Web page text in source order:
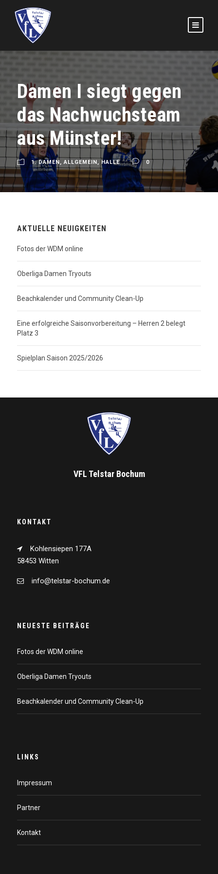
Damen I siegt gegen
das Nachwuchsteam
aus Münster!
1. DAMEN, ALLGEMEIN, HALLE 0
AKTUELLE NEUIGKEITEN
Fotos der WDM online
Oberliga Damen Tryouts
Beachkalender und Community Clean-Up
Eine erfolgreiche Saisonvorbereitung – Herren 2 belegt
Platz 3
Spielplan Saison 2025/2026
VFL Telstar Bochum
KONTAKT
Kohlensiepen 177A
58453 Witten
info@telstar-bochum.de
NEUESTE BEITRÄGE
Fotos der WDM online
Oberliga Damen Tryouts
Beachkalender und Community Clean-Up
LINKS
Impressum
Partner
Kontakt